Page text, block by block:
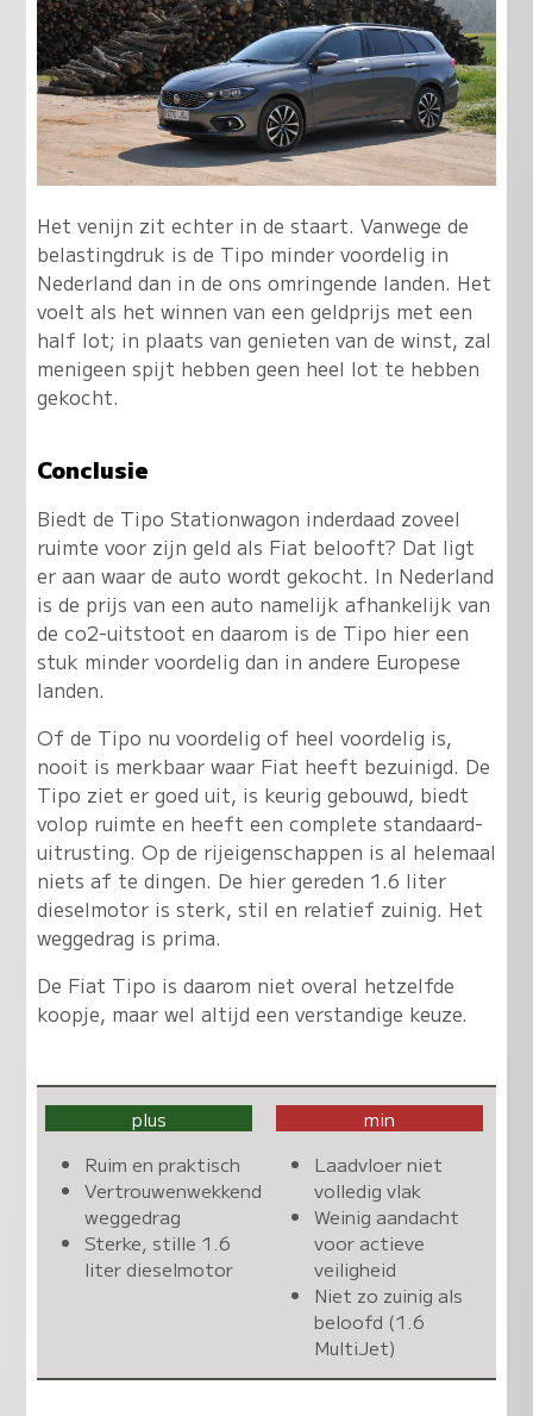
Het venijn zit echter in de staart. Vanwege de
belastingdruk is de Tipo minder voordelig in
Nederland dan in de ons omringende landen. Het
voelt als het winnen van een geldprijs met een
half lot; in plaats van genieten van de winst, zal
menigeen spijt hebben geen heel lot te hebben
gekocht.
Conclusie
Biedt de Tipo Stationwagon inderdaad zoveel
ruimte voor zijn geld als Fiat belooft? Dat ligt
er aan waar de auto wordt gekocht. In Nederland
is de prijs van een auto namelijk afhankelijk van
de co2-uitstoot en daarom is de Tipo hier een
stuk minder voordelig dan in andere Europese
landen.
Of de Tipo nu voordelig of heel voordelig is,
nooit is merkbaar waar Fiat heeft bezuinigd. De
Tipo ziet er goed uit, is keurig gebouwd, biedt
volop ruimte en heeft een complete standaard-
uitrusting. Op de rijeigenschappen is al helemaal
niets af te dingen. De hier gereden 1.6 liter
dieselmotor is sterk, stil en relatief zuinig. Het
weggedrag is prima.
De Fiat Tipo is daarom niet overal hetzelfde
koopje, maar wel altijd een verstandige keuze.
plus
Ruim en praktisch
Vertrouwenwekkend
weggedrag
Sterke, stille 1.6
liter dieselmotor
min
Laadvloer niet
volledig vlak
Weinig aandacht
voor actieve
veiligheid
Niet zo zuinig als
beloofd (1.6
MultiJet)